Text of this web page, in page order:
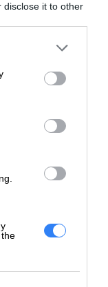
disclose it to other
Enterprise
Windows